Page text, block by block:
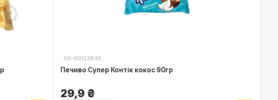
00-00123845
Печиво Супер Контік кокос 90гр
29,9 ₴